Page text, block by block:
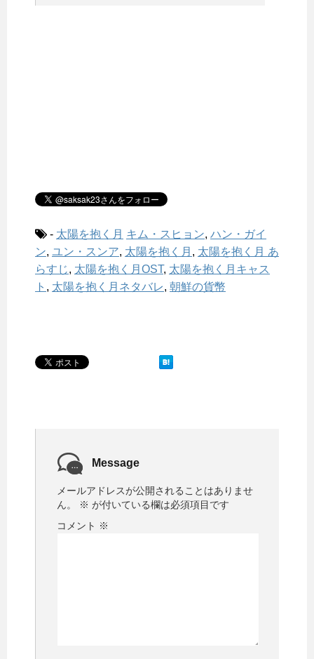
- 太陽を抱く月 キム・スヒョン, ハン・ガイ
ン, ユン・スンア, 太陽を抱く月 , 太陽を抱く月 あ
らすじ, 太陽を抱く月OST, 太陽を抱く月キャス
ト , 太陽を抱く月ネタバレ, 朝鮮の貨幣
Message
メールアドレスが公開されることはありませ
ん。
※ が付いている欄は必須項目です
コメント ※